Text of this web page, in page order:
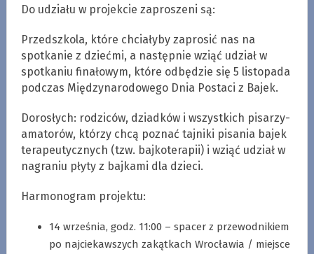
Do udziału w projekcie zaproszeni są:
Przedszkola, które chciałyby zaprosić nas na
spotkanie z dziećmi, a następnie wziąć udział w
spotkaniu finałowym, które odbędzie się 5 listopada
podczas Międzynarodowego Dnia Postaci z Bajek.
Dorosłych: rodziców, dziadków i wszystkich pisarzy-
amatorów, którzy chcą poznać tajniki pisania bajek
terapeutycznych (tzw. bajkoterapii) i wziąć udział w
nagraniu płyty z bajkami dla dzieci.
Harmonogram projektu:
14 września, godz. 11:00 – spacer z przewodnikiem
po najciekawszych zakątkach Wrocławia / miejsce